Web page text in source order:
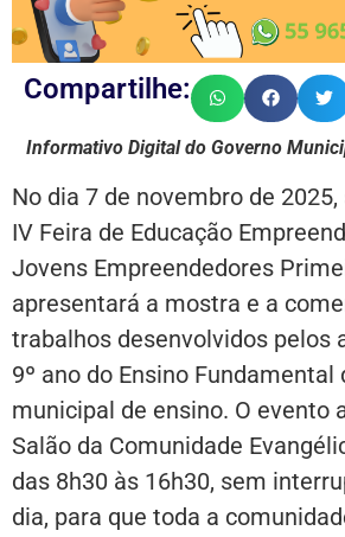
Compartilhe:
Informativo Digital do Governo
No dia 7 de novembro de
IV Feira de Educação
Jovens Empreendedores
apresentará a mostra e a
trabalhos desenvolvidos pelos
9º ano do Ensino Fundamental
municipal de ensino. O evento
Salão da Comunidade
das 8h30 às 16h30, sem
dia, para que toda a